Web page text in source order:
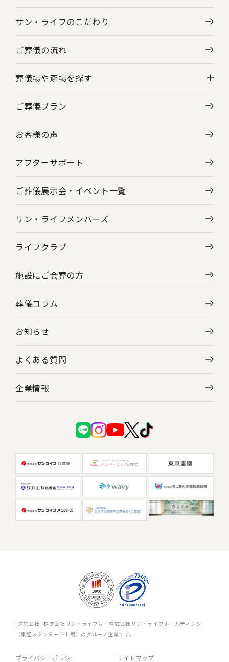
サン・ライフのこだわり
ご葬儀の流れ
葬儀場や斎場を探す
神奈川県の葬儀場・斎場一覧
東京都の葬儀場・斎場一覧
ご葬儀プラン
お客様の声
アフターサポート
ご葬儀展示会・ イベント一覧
サン・ライフメンバーズ
ライフクラブ
施設にご会葬の方
葬儀コラム
お知らせ
よくある質問
企業情報
[運営会社] 株式会社サン・ライフは「株式会社サン・ライフホールディング」
（東証スタンダード上場）のグループ企業です。
プライバシーポリシー サイトマップ